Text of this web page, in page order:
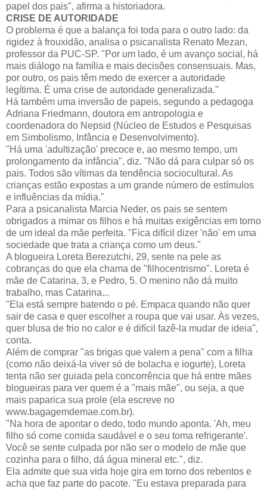
papel dos pais", afirma a historiadora.
CRISE DE AUTORIDADE
O problema é que a balança foi toda para o outro lado: da
rigidez à frouxidão, analisa o psicanalista Renato Mezan,
professor da PUC-SP. "Por um lado, é um avanço social, há
mais diálogo na família e mais decisões consensuais. Mas,
por outro, os pais têm medo de exercer a autoridade
legítima. É uma crise de autoridade generalizada."
Há também uma inversão de papeis, segundo a pedagoga
Adriana Friedmann, doutora em antropologia e
coordenadora do Nepsid (Núcleo de Estudos e Pesquisas
em Simbolismo, Infância e Desenvolvimento).
"Há uma 'adultização' precoce e, ao mesmo tempo, um
prolongamento da infância", diz. "Não dá para culpar só os
pais. Todos são vítimas da tendência sociocultural. As
crianças estão expostas a um grande número de estímulos
e influências da mídia."
Para a psicanalista Marcia Neder, os pais se sentem
obrigados a mimar os filhos e há muitas exigências em torno
de um ideal da mãe perfeita. "Fica difícil dizer 'não' em uma
sociedade que trata a criança como um deus."
A blogueira Loreta Berezutchi, 29, sente na pele as
cobranças do que ela chama de "filhocentrismo". Loreta é
mãe de Catarina, 3, e Pedro, 5. O menino não dá muito
trabalho, mas Catarina...
"Ela está sempre batendo o pé. Empaca quando não quer
sair de casa e quer escolher a roupa que vai usar. Às vezes,
quer blusa de frio no calor e é difícil fazê-la mudar de ideia",
conta.
Além de comprar "as brigas que valem a pena" com a filha
(como não deixá-la viver só de bolacha e iogurte), Loreta
tenta não ser guiada pela concorrência que há entre mães
blogueiras para ver quem é a "mais mãe", ou seja, a que
mais paparica sua prole (ela escreve no
www.bagagemdemae.com.br).
"Na hora de apontar o dedo, todo mundo aponta. 'Ah, meu
filho só come comida saudável e o seu toma refrigerante'.
Você se sente culpada por não ser o modelo de mãe que
cozinha para o filho, dá água mineral etc.", diz.
Ela admite que sua vida hoje gira em torno dos rebentos e
acha que faz parte do pacote. "Eu estava preparada para